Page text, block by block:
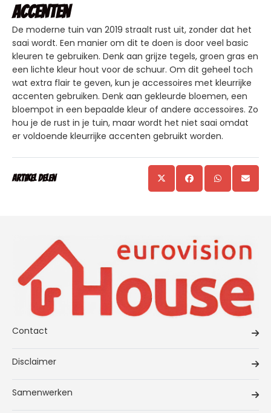
accenten
De moderne tuin van 2019 straalt rust uit, zonder dat het
saai wordt. Een manier om dit te doen is door veel basic
kleuren te gebruiken. Denk aan grijze tegels, groen gras en
een lichte kleur hout voor de schuur. Om dit geheel toch
wat extra flair te geven, kun je accessoires met kleurrijke
accenten gebruiken. Denk aan gekleurde bloemen, een
bloempot in een bepaalde kleur of andere accessoires. Zo
hou je de rust in je tuin, maar wordt het niet saai omdat
er voldoende kleurrijke accenten gebruikt worden.
Artikel delen
Contact
Disclaimer
Samenwerken